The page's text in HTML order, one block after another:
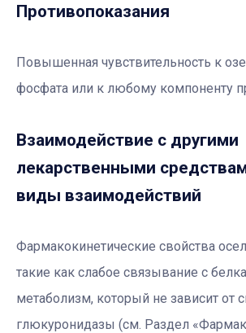
Противопоказания
Повышенная чувствительность к
фосфата или к любому компоненту
Взаимодействие с другими
лекарственными
виды взаимодействий
Фармакокинетические свойства
такие как слабое связывание с
метаболизм, который не зависит от
глюкуронидазы (см. Раздел